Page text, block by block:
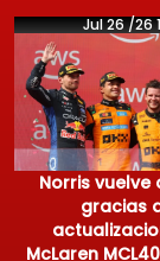
Jul 26 /26
Norris vuelve
gracias
McLaren